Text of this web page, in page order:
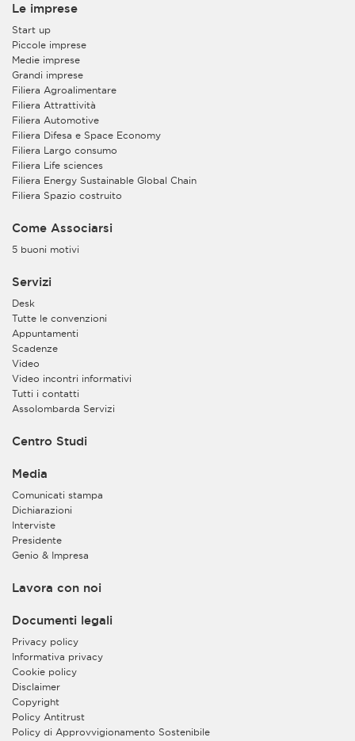
Le imprese
Start up
Piccole imprese
Medie imprese
Grandi imprese
Filiera Agroalimentare
Filiera Attrattività
Filiera Automotive
Filiera Difesa e Space Economy
Filiera Largo consumo
Filiera Life sciences
Filiera Energy Sustainable Global Chain
Filiera Spazio costruito
Come Associarsi
5 buoni motivi
Servizi
Desk
Tutte le convenzioni
Appuntamenti
Scadenze
Video
Video incontri informativi
Tutti i contatti
Assolombarda Servizi
Centro Studi
Media
Comunicati stampa
Dichiarazioni
Interviste
Presidente
Genio & Impresa
Lavora con noi
Documenti legali
Privacy policy
Informativa privacy
Cookie policy
Disclaimer
Copyright
Policy Antitrust
Policy di Approvvigionamento Sostenibile